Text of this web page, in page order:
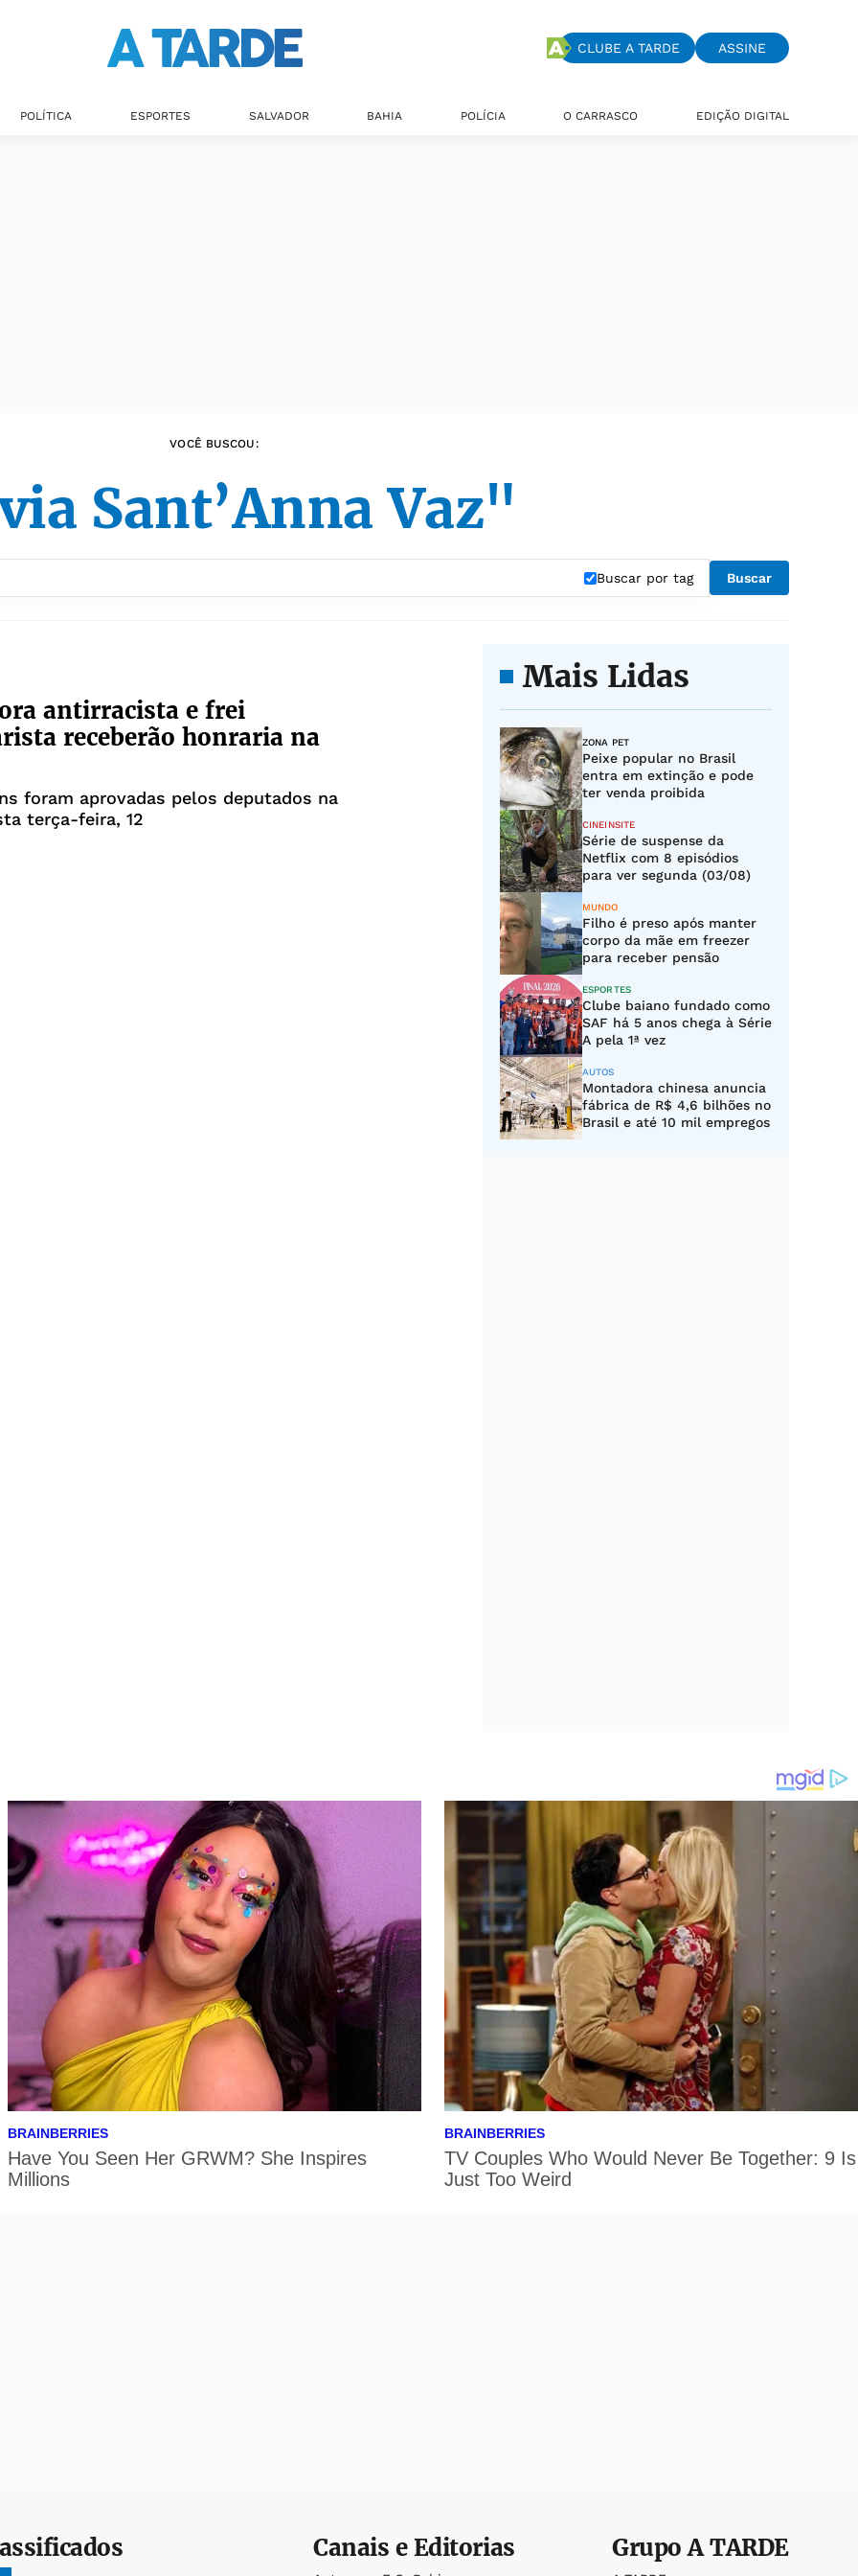
CLUBE A TARDE ASSINE
POLÍTICA ESPORTES SALVADOR BAHIA POLÍCIA O CARRASCO EDIÇÃO DIGITAL
VOCÊ BUSCOU:
Sant’Anna Vaz"
Buscar por tag Buscar
antirracista e frei
receberão honraria na
foram aprovadas pelos deputados na
terça-feira, 12
Mais Lidas
ZONA PET
Peixe popular no Brasil
entra em extinção e pode
ter venda proibida
CINEINSITE
Série de suspense da
Netflix com 8 episódios
para ver segunda (03/08)
MUNDO
Filho é preso após manter
corpo da mãe em freezer
para receber pensão
ESPORTES
Clube baiano fundado como
SAF há 5 anos chega à Série
A pela 1ª vez
AUTOS
Montadora chinesa anuncia
fábrica de R$ 4,6 bilhões no
Brasil e até 10 mil empregos
Canais e Editorias GrupoA TARDE